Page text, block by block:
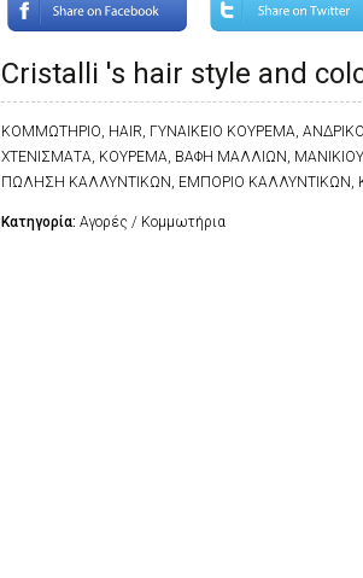
Cristalli 's hair style and
ΚΟΜΜΩΤΗΡΙΟ, HAIR, ΓΥΝΑΙΚΕΙΟ ΚΟΥΡΕΜΑ,
ΧΤΕΝΙΣΜΑΤΑ, ΚΟΥΡΕΜΑ, ΒΑΦΗ ΜΑΛΛΙΩΝ,
ΠΩΛΗΣΗ ΚΑΛΛΥΝΤΙΚΩΝ, ΕΜΠΟΡΙΟ ΚΑΛΛΥΝΤΙΚΩΝ,
Κατηγορία: Αγορές / Κομμωτήρια